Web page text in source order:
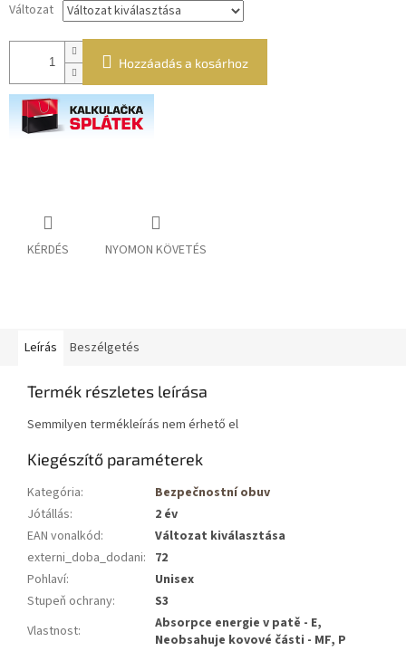
Változat
Hozzáadás a kosárhoz
KÉRDÉS NYOMON KÖVETÉS
Leírás Beszélgetés
Termék részletes leírása
Semmilyen termékleírás nem érhető el
Kiegészítő paraméterek
Kategória:
Bezpečnostní obuv
Jótállás:
2 év
EAN vonalkód:
Változat kiválasztása
externi_doba_dodani: 72
Pohlaví:
Unisex
Stupeň ochrany:
S3
Vlastnost:
Absorpce energie v patě - E,
Neobsahuje kovové části - MF, P